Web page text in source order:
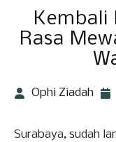
Kembali
Rasa
Ophi Ziadah
Surabaya, sudah